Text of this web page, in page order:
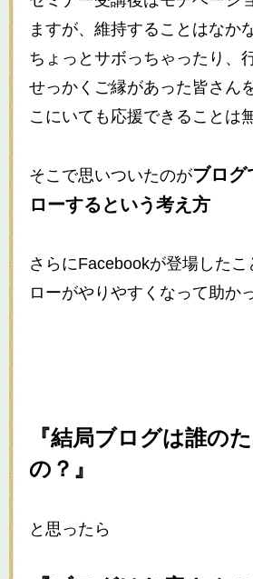
ますが、維持することはなか
ちょっとサボっちゃったり、
せっかくご縁があった皆さん
こにいても応援できることは
そこで思いついたのがブログ
ローするという考え方
さらにFacebookが登場したこ
ローがやりやすくなって助か
『結局ブログは誰の
の？』
と思ったら